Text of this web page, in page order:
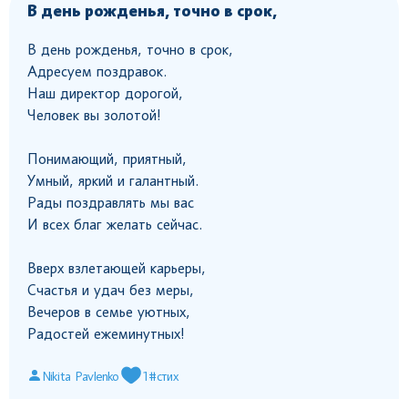
В день рожденья, точно в срок,
В день рожденья, точно в срок,
Адресуем поздравок.
Наш директор дорогой,
Человек вы золотой!
Понимающий, приятный,
Умный, яркий и галантный.
Рады поздравлять мы вас
И всех благ желать сейчас.
Вверх взлетающей карьеры,
Счастья и удач без меры,
Вечеров в семье уютных,
Радостей ежеминутных!
Nikita Pavlenko 1#стих